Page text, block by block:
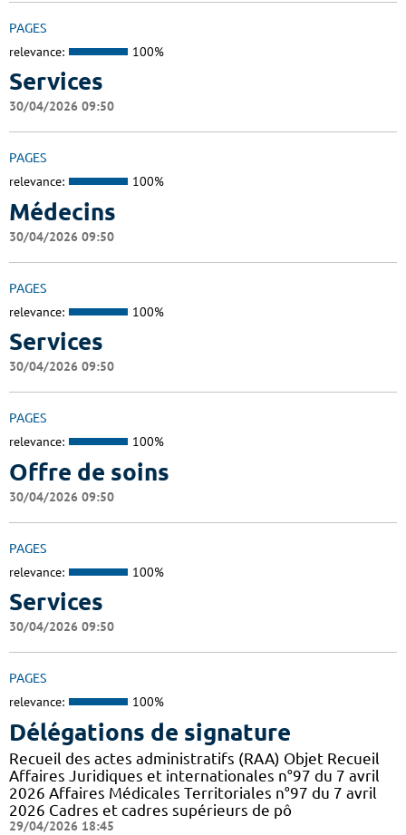
PAGES
relevance: 100%
Services
30/04/2026 09:50
PAGES
relevance: 100%
Médecins
30/04/2026 09:50
PAGES
relevance: 100%
Services
30/04/2026 09:50
PAGES
relevance: 100%
Offre de soins
30/04/2026 09:50
PAGES
relevance: 100%
Services
30/04/2026 09:50
PAGES
relevance: 100%
Délégations de signature
Recueil des actes administratifs (RAA) Objet Recueil
Affaires Juridiques et internationales n°97 du 7 avril
2026 Affaires Médicales Territoriales n°97 du 7 avril
2026 Cadres et cadres supérieurs de pô
29/04/2026 18:45